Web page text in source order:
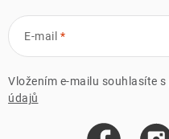
E-mail
Vložením e-mailu souhlasíte s
údajů